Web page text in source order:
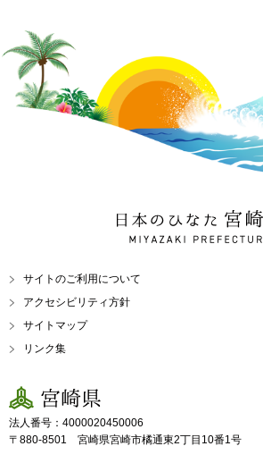
日本のひなた 宮崎県
MIYAZAKI PREFECTURE
サイトのご利用について
アクセシビリティ方針
サイトマップ
リンク集
宮崎県
法人番号：4000020450006
〒880-8501 宮崎県宮崎市橘通東2丁目10番1号